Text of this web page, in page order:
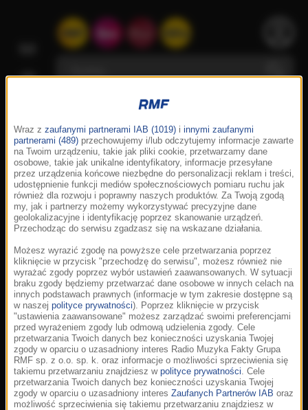
Wraz z zaufanymi partnerami IAB (1019) i innymi zaufanymi
partnerami (489) przechowujemy i/lub odczytujemy informacje zawarte
na Twoim urządzeniu, takie jak pliki cookie, przetwarzamy dane
osobowe, takie jak unikalne identyfikatory, informacje przesyłane
przez urządzenia końcowe niezbędne do personalizacji reklam i treści,
udostępnienie funkcji mediów społecznościowych pomiaru ruchu jak
również dla rozwoju i poprawny naszych produktów. Za Twoją zgodą
my, jak i partnerzy możemy wykorzystywać precyzyjne dane
geolokalizacyjne i identyfikację poprzez skanowanie urządzeń.
Przechodząc do serwisu zgadzasz się na wskazane działania.
Możesz wyrazić zgodę na powyższe cele przetwarzania poprzez
kliknięcie w przycisk "przechodzę do serwisu", możesz również nie
wyrażać zgody poprzez wybór ustawień zaawansowanych. W sytuacji
braku zgody będziemy przetwarzać dane osobowe w innych celach na
innych podstawach prawnych (informacje w tym zakresie dostępne są
w naszej polityce prywatności). Poprzez kliknięcie w przycisk
"ustawienia zaawansowane" możesz zarządzać swoimi preferencjami
przed wyrażeniem zgody lub odmową udzielenia zgody. Cele
przetwarzania Twoich danych bez konieczności uzyskania Twojej
zgody w oparciu o uzasadniony interes Radio Muzyka Fakty Grupa
RMF sp. z o.o. sp. k. oraz informacje o możliwości sprzeciwienia się
takiemu przetwarzaniu znajdziesz w polityce prywatności. Cele
przetwarzania Twoich danych bez konieczności uzyskania Twojej
zgody w oparciu o uzasadniony interes Zaufanych Partnerów IAB oraz
możliwość sprzeciwienia się takiemu przetwarzaniu znajdziesz w